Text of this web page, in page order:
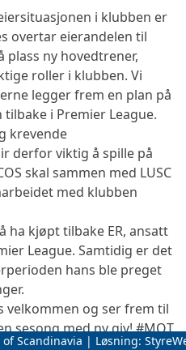
i klubben er
overtar eierandelen til
plass ny hovedtrener,
roller i klubben. Vi
legger frem en plan på
i Premier League.
krevende
derfor viktig å spille på
skal sammen med LUSC
med klubben
ha kjøpt tilbake ER, ansatt
League. Samtidig er det
hans ble preget
velkommen og ser frem til
sesong med ny giv! #MOT
Scandinavia | Løsning: